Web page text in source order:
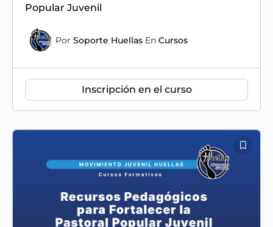
Popular Juvenil
Por Soporte Huellas En Cursos
Inscripción en el curso